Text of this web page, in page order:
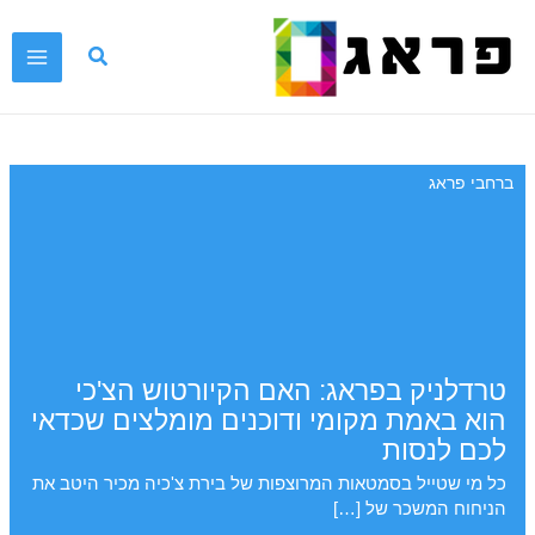
לתוכן
טרדלניק בפראג: האם הקיורטוש הצ'כי
הוא באמת מקומי ודוכנים מומלצים שכדאי
לכם לנסות
ברחבי פראג
כל מי שטייל בסמטאות המרוצפות של בירת צ'כיה מכיר היטב את
הניחוח המשכר של […]